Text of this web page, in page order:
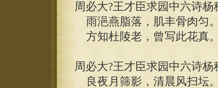
周必大?王才臣求园中六诗
雨浥燕脂落，肌丰骨肉匀
方知杜陵老，曾写此花真
周必大?王才臣求园中六诗
良夜月筛影，清晨风扫坛